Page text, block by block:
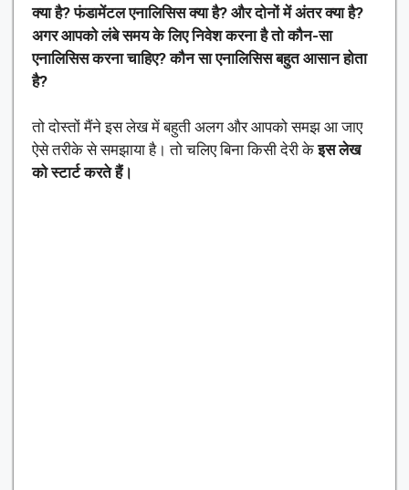
क्या है? फंडामेंटल एनालिसिस क्या है? और दोनों में अंतर क्या है?
अगर आपको लंबे समय के लिए निवेश करना है तो कौन-सा
एनालिसिस करना चाहिए? कौन सा एनालिसिस बहुत आसान होता
है?
तो दोस्तों मैंने इस लेख में बहुती अलग और आपको समझ आ जाए
ऐसे तरीके से समझाया है। तो चलिए बिना किसी देरी केइस लेख
को स्टार्ट करते हैं।